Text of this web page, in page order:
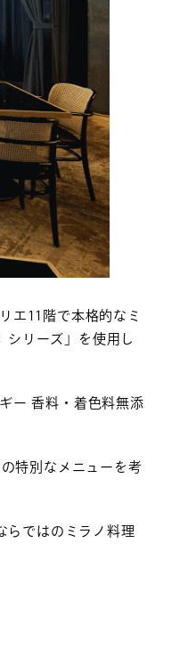
エ11階で本格的なミ
シリーズ」を使用し
ー 香料・着色料無添
特別なメニューを考
らではのミラノ料理